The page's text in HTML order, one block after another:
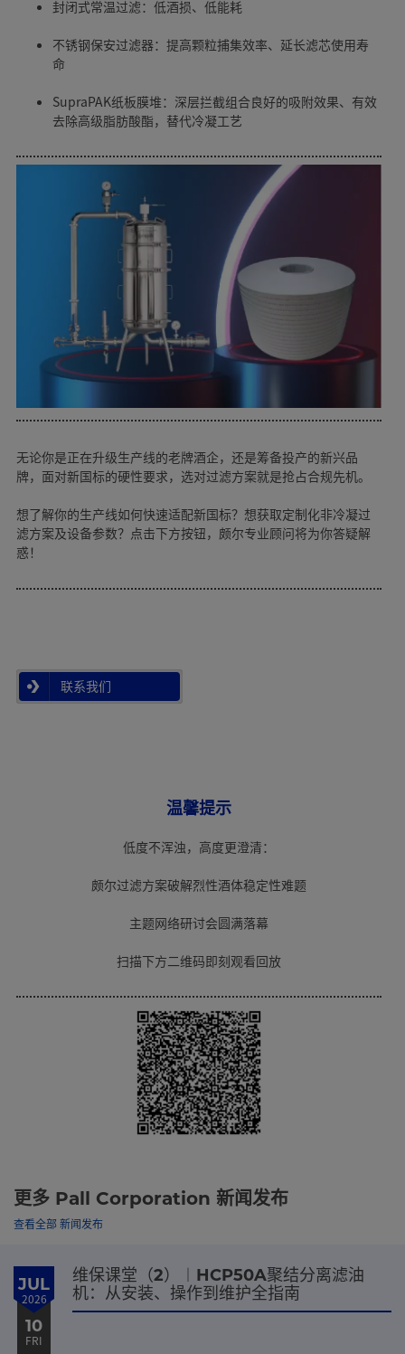
封闭式常温过滤：低酒损、低能耗
不锈钢保安过滤器：提高颗粒捕集效率、延长滤芯使用寿
命
SupraPAK纸板膜堆：深层拦截组合良好的吸附效果、有效
去除高级脂肪酸酯，替代冷凝工艺
无论你是正在升级生产线的老牌酒企，还是筹备投产的新兴品
牌，面对新国标的硬性要求，选对过滤方案就是抢占合规先机。
想了解你的生产线如何快速适配新国标？想获取定制化非冷凝过
滤方案及设备参数？点击下方按钮，颇尔专业顾问将为你答疑解
惑！
联系我们
温馨提示
低度不浑浊，高度更澄清：
颇尔过滤方案破解烈性酒体稳定性难题
主题网络研讨会圆满落幕
扫描下方二维码即刻观看回放
更多 Pall Corporation 新闻发布
查看全部 新闻发布
JUL
2026
10
FRI
维保课堂（2）︱HCP50A聚结分离滤油
机：从安装、操作到维护全指南